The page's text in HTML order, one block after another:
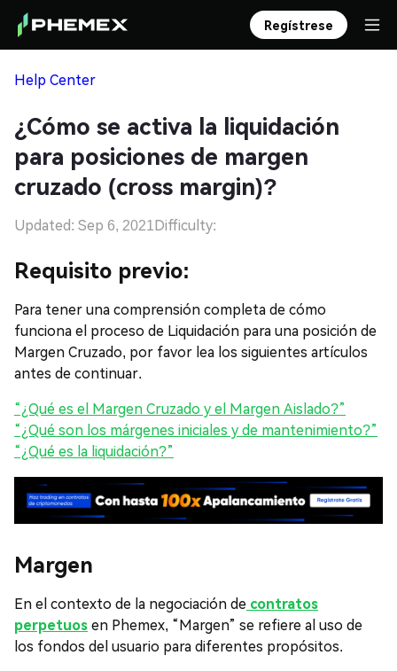
Regístrese
Help Center
¿Cómo se activa la liquidación
para posiciones de margen
cruzado (cross margin)?
Updated: Sep 6, 2021 Difficulty:
Requisito previo:
Para tener una comprensión completa de cómo
funciona el proceso de Liquidación para una posición de
Margen Cruzado, por favor lea los siguientes artículos
antes de continuar.
“¿Qué es el Margen Cruzado y el Margen Aislado?”
“¿Qué son los márgenes iniciales y de mantenimiento?”
“¿Qué es la liquidación?”
Margen
En el contexto de la negociación de contratos
perpetuos en Phemex, “Margen” se refiere al uso de
los fondos del usuario para diferentes propósitos.